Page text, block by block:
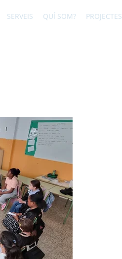
SERVEIS QUÍ SOM? PROJECTES